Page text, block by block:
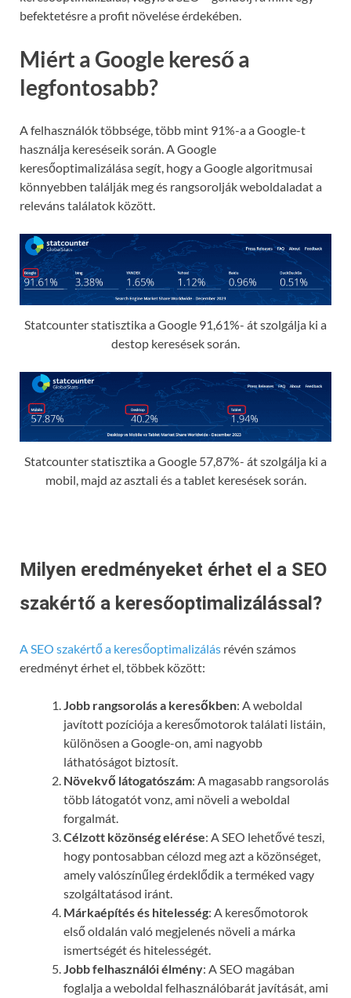
befektetésre a profit növelése érdekében.
Miért a Google kereső a
legfontosabb?
A felhasználók többsége, több mint 91%-a a Google-t
használja kereséseik során. A Google
keresőoptimalizálása segít, hogy a Google algoritmusai
könnyebben találják meg és rangsorolják weboldaladat a
releváns találatok között.
Statcounter statisztika a Google 91,61%- át szolgálja ki a
destop keresések során.
Statcounter statisztika a Google 57,87%- át szolgálja ki a
mobil, majd az asztali és a tablet keresések során.
Milyen eredményeket érhet el a SEO
szakértő a keresőoptimalizálással?
A SEO szakértő a keresőoptimalizálás révén számos
eredményt érhet el, többek között:
Jobb rangsorolás a keresőkben: A weboldal
javított pozíciója a keresőmotorok találati listáin,
különösen a Google-on, ami nagyobb
láthatóságot biztosít.
Növekvő látogatószám: A magasabb rangsorolás
több látogatót vonz, ami növeli a weboldal
forgalmát.
Célzott közönség elérése: A SEO lehetővé teszi,
hogy pontosabban célozd meg azt a közönséget,
amely valószínűleg érdeklődik a terméked vagy
szolgáltatásod iránt.
Márkaépítés és hitelesség: A keresőmotorok
első oldalán való megjelenés növeli a márka
ismertségét és hitelességét.
Jobb felhasználói élmény: A SEO magában
foglalja a weboldal felhasználóbarát javítását, ami